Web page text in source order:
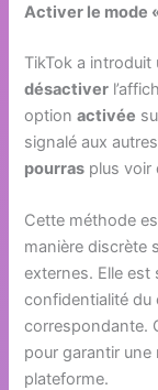
Activer le mode
TikTok a
désactiver
optionactivée
signalé aux
pourras plus voir
Cette méthode
manière discrète
externes. Elle est
confidentialité du
correspondante.
pour garantir
plateforme.